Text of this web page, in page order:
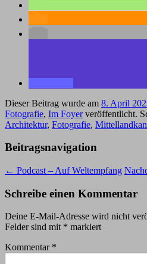
Dieser Beitrag wurde am 8. April
Fotografie, Im Foyerveröffentlicht.
Architektur, Fotografie,
Beitragsnavigation
← Podcast – Auf Weltempfang
Schreibe einen Kommentar
Deine E-Mail-Adresse wird nicht
Felder sind mit * markiert
Kommentar *